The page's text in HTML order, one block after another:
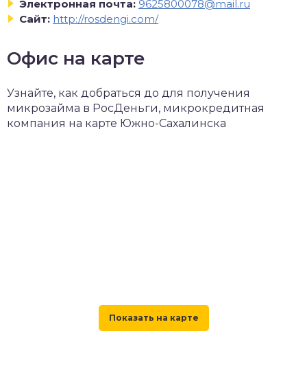
Электронная почта: 9625800078@mail.ru
Сайт: http://rosdengi.com/
Офис на карте
Узнайте, как добраться до для получения
микрозайма в РосДеньги, микрокредитная
компания на карте Южно-Сахалинска